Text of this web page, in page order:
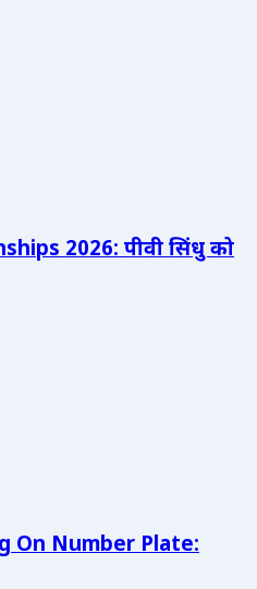
2026: पीवी सिंधु को
On Number Plate: